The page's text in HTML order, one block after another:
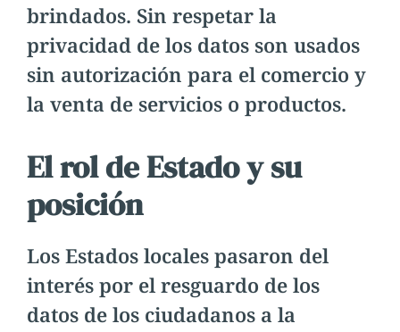
brindados. Sin respetar la
privacidad de los datos son usados
sin autorización para el comercio y
la venta de servicios o productos.
El rol de Estado y su
posición
Los Estados locales pasaron del
interés por el resguardo de los
datos de los ciudadanos a la